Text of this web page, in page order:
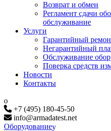
Возврат и обмен
Регламент сдачи
обслуживание
Услуги
Гарантийный
Негарантийный
Обслуживание
Поверка средств
Новости
Контакты
+7 (495) 180-45-50
info@armadatest.net
Оборудование